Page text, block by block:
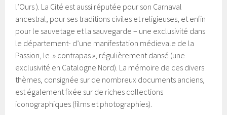
l’Ours ). La Cité est aussi réputée pour son Carnaval
ancestral, pour ses traditions civiles et religieuses, et enfin
pour le sauvetage et la sauvegarde – une exclusivité dans
le département- d’une manifestation médievale de la
Passion, le » contrapas », régulièrement dansé (une
exclusivité en Catalogne Nord). La mémoire de ces divers
thèmes, consignée sur de nombreux documents anciens,
est également fixée sur de riches collections
iconographiques (films et photographies).